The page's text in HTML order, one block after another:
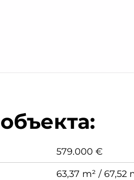
579.000 €
63,37 m² / 67,52